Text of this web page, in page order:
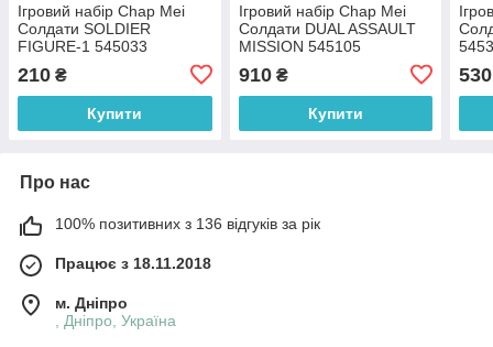
Ігровий набір Chap Mei
Солдати SOLDIER
FIGURE-1 545033
210 ₴
Купити
Ігровий набір Chap Mei
Солдати DUAL ASSAULT
MISSION 545105
910₴
Купити
530
Про нас
100% позитивних з 136 відгуків за рік
Працює з 18.11.2018
м. Дніпро
, Дніпро, Україна